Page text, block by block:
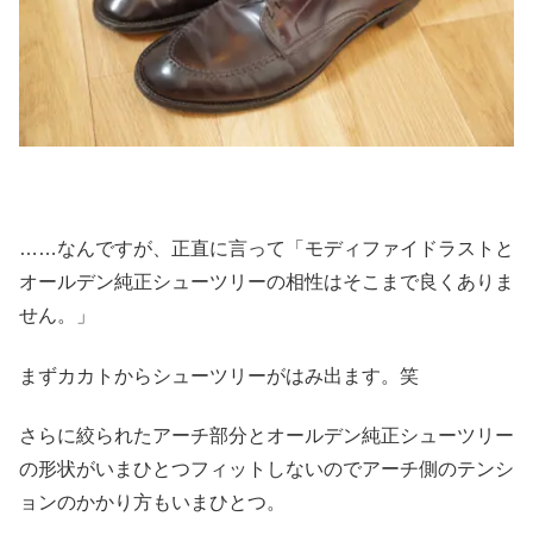
……なんですが、正直に言って「モディファイドラストと
オールデン純正シューツリーの相性はそこまで良くありま
せん。」
まずカカトからシューツリーがはみ出ます。笑
さらに絞られたアーチ部分とオールデン純正シューツリー
の形状がいまひとつフィットしないのでアーチ側のテンシ
ョンのかかり方もいまひとつ。